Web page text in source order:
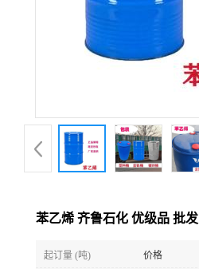
苯乙烯 齐鲁石化 优级品 批发
起订量 (吨) 价格